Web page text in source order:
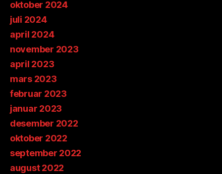
oktober 2024
juli 2024
april 2024
november 2023
april 2023
mars 2023
februar 2023
januar 2023
desember 2022
oktober 2022
september 2022
august 2022